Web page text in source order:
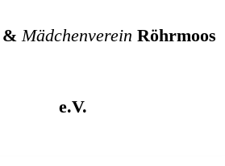
& Mädchenverein Röhrmoos
e.V.